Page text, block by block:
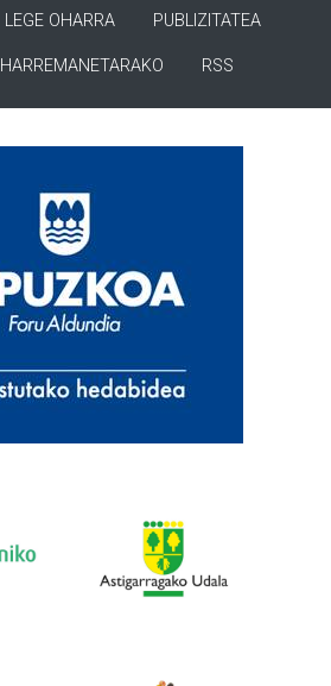
LEGE OHARRA PUBLIZITATEA
HARREMANETARAKO RSS